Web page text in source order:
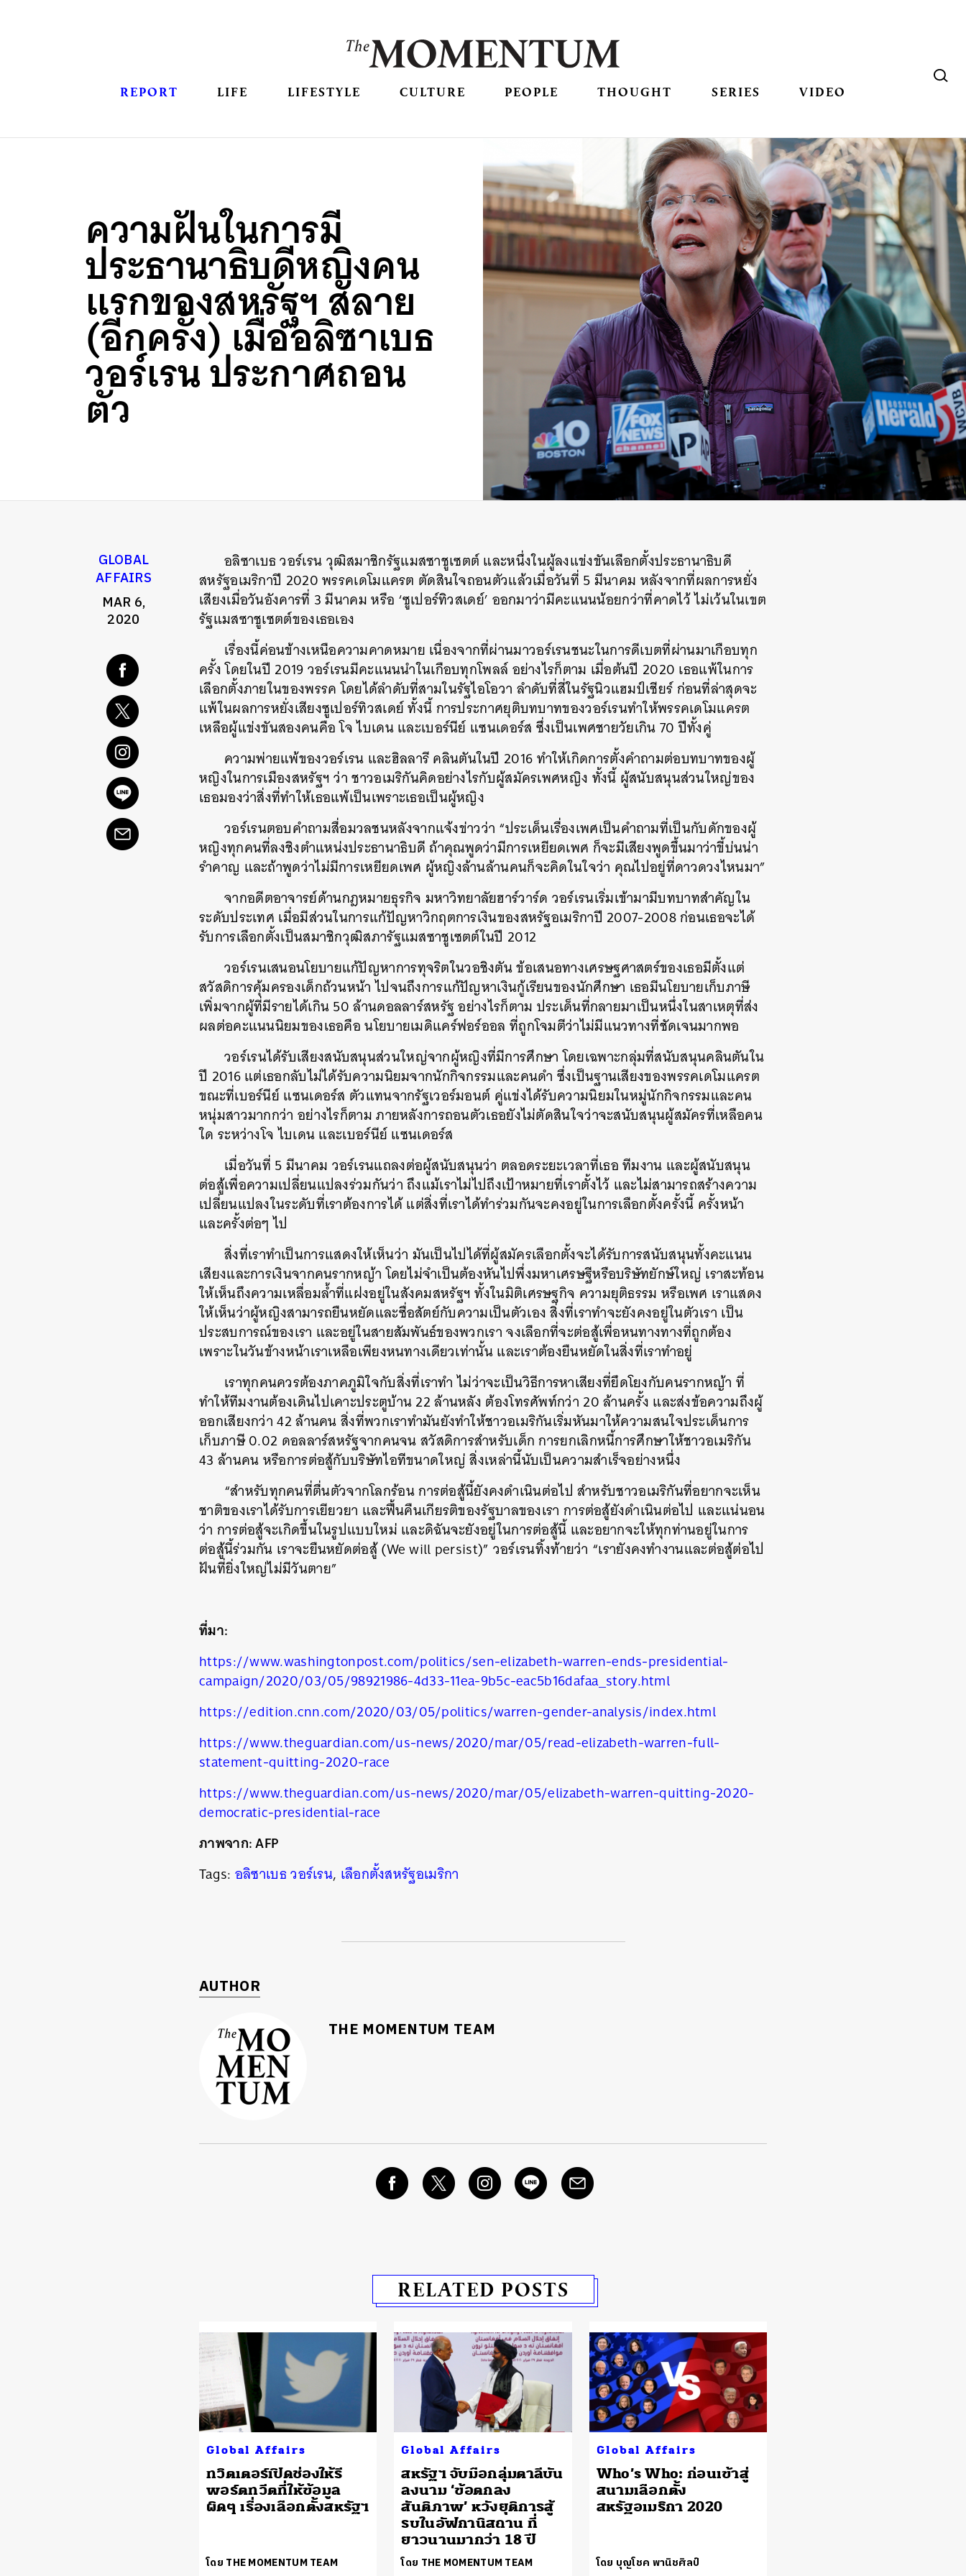
REPORT LIFE LIFESTYLE CULTURE PEOPLE THOUGHT SERIES VIDEO
ความฝันในการมี
ประธานาธิบดีหญิงคน
แรกของสหรัฐฯ สลาย
(อีกครั้ง) เมื่ออลิซาเบธ
วอร์เรน ประกาศถอน
ตัว
GLOBAL
AFFAIRS
MAR 6,
2020
อลิซาเบธ วอร์เรน วุฒิสมาชิกรัฐแมสซาชูเซตต์ และหนึ่งในผู้ลงแข่งขันเลือกตั้งประธานาธิบดี
สหรัฐอเมริกาปี 2020 พรรคเดโมแครต ตัดสินใจถอนตัวแล้วเมื่อวันที่ 5 มีนาคม หลังจากที่ผลการหยั่ง
เสียงเมื่อวันอังคารที่ 3 มีนาคม หรือ ‘ซูเปอร์ทิวสเดย์’ ออกมาว่ามีคะแนนน้อยกว่าที่คาดไว้ ไม่เว้นในเขต
รัฐแมสซาชูเซตต์ของเธอเอง
เรื่องนี้ค่อนข้างเหนือความคาดหมาย เนื่องจากที่ผ่านมาวอร์เรนชนะในการดีเบตที่ผ่านมาเกือบทุก
ครั้ง โดยในปี 2019 วอร์เรนมีคะแนนนำในเกือบทุกโพลล์ อย่างไรก็ตาม เมื่อต้นปี 2020 เธอแพ้ในการ
เลือกตั้งภายในของพรรค โดยได้ลำดับที่สามในรัฐไอโอวา ลำดับที่สี่ในรัฐนิวแฮมป์เชียร์ ก่อนที่ล่าสุดจะ
แพ้ในผลการหยั่งเสียงซูเปอร์ทิวสเดย์ ทั้งนี้ การประกาศยุติบทบาทของวอร์เรนทำให้พรรคเดโมแครต
เหลือผู้แข่งขันสองคนคือ โจ ไบเดน และเบอร์นีย์ แซนเดอร์ส ซึ่งเป็นเพศชายวัยเกิน 70 ปีทั้งคู่
ความพ่ายแพ้ของวอร์เรน และฮิลลารี คลินตันในปี 2016 ทำให้เกิดการตั้งคำถามต่อบทบาทของผู้
หญิงในการเมืองสหรัฐฯ ว่า ชาวอเมริกันคิดอย่างไรกับผู้สมัครเพศหญิง ทั้งนี้ ผู้สนับสนุนส่วนใหญ่ของ
เธอมองว่าสิ่งที่ทำให้เธอแพ้เป็นเพราะเธอเป็นผู้หญิง
วอร์เรนตอบคำถามสื่อมวลชนหลังจากแจ้งข่าวว่า “ประเด็นเรื่องเพศเป็นคำถามที่เป็นกับดักของผู้
หญิงทุกคนที่ลงชิงตำแหน่งประธานาธิบดี ถ้าคุณพูดว่ามีการเหยียดเพศ ก็จะมีเสียงพูดขึ้นมาว่าขี้บ่นน่า
รำคาญ และถ้าพูดว่าไม่มีการเหยียดเพศ ผู้หญิงล้านล้านคนก็จะคิดในใจว่า คุณไปอยู่ที่ดาวดวงไหนมา”
จากอดีตอาจารย์ด้านกฎหมายธุรกิจ มหาวิทยาลัยฮาร์วาร์ด วอร์เรนเริ่มเข้ามามีบทบาทสำคัญใน
ระดับประเทศ เมื่อมีส่วนในการแก้ปัญหาวิกฤตการเงินของสหรัฐอเมริกาปี 2007-2008 ก่อนเธอจะได้
รับการเลือกตั้งเป็นสมาชิกวุฒิสภารัฐแมสซาชูเซตต์ในปี 2012
วอร์เรนเสนอนโยบายแก้ปัญหาการทุจริตในวอชิงตัน ข้อเสนอทางเศรษฐศาสตร์ของเธอมีตั้งแต่
สวัสดิการคุ้มครองเด็กถ้วนหน้า ไปจนถึงการแก้ปัญหาเงินกู้เรียนของนักศึกษา เธอมีนโยบายเก็บภาษี
เพิ่มจากผู้ที่มีรายได้เกิน 50 ล้านดอลลาร์สหรัฐ อย่างไรก็ตาม ประเด็นที่กลายมาเป็นหนึ่งในสาเหตุที่ส่ง
ผลต่อคะแนนนิยมของเธอคือ นโยบายเมดิแคร์ฟอร์ออล ที่ถูกโจมตีว่าไม่มีแนวทางที่ชัดเจนมากพอ
วอร์เรนได้รับเสียงสนับสนุนส่วนใหญ่จากผู้หญิงที่มีการศึกษา โดยเฉพาะกลุ่มที่สนับสนุนคลินตันใน
ปี 2016 แต่เธอกลับไม่ได้รับความนิยมจากนักกิจกรรมและคนดำ ซึ่งเป็นฐานเสียงของพรรคเดโมแครต
ขณะที่เบอร์นีย์ แซนเดอร์ส ตัวแทนจากรัฐเวอร์มอนต์ คู่แข่งได้รับความนิยมในหมู่นักกิจกรรมและคน
หนุ่มสาวมากกว่า อย่างไรก็ตาม ภายหลังการถอนตัวเธอยังไม่ตัดสินใจว่าจะสนับสนุนผู้สมัครที่เหลือคน
ใด ระหว่างโจ ไบเดน และเบอร์นีย์ แซนเดอร์ส
เมื่อวันที่ 5 มีนาคม วอร์เรนแถลงต่อผู้สนับสนุนว่า ตลอดระยะเวลาที่เธอ ทีมงาน และผู้สนับสนุน
ต่อสู้เพื่อความเปลี่ยนแปลงร่วมกันว่า ถึงแม้เราไม่ไปถึงเป้าหมายที่เราตั้งไว้ และไม่สามารถสร้างความ
เปลี่ยนแปลงในระดับที่เราต้องการได้ แต่สิ่งที่เราได้ทำร่วมกันจะคงอยู่ในการเลือกตั้งครั้งนี้ ครั้งหน้า
และครั้งต่อๆ ไป
สิ่งที่เราทำเป็นการแสดงให้เห็นว่า มันเป็นไปได้ที่ผู้สมัครเลือกตั้งจะได้รับการสนับสนุนทั้งคะแนน
เสียงและการเงินจากคนรากหญ้า โดยไม่จำเป็นต้องหันไปพึ่งมหาเศรษฐีหรือบริษัทยักษ์ใหญ่ เราสะท้อน
ให้เห็นถึงความเหลื่อมล้ำที่แฝงอยู่ในสังคมสหรัฐฯ ทั้งในมิติเศรษฐกิจ ความยุติธรรม หรือเพศ เราแสดง
ให้เห็นว่าผู้หญิงสามารถยืนหยัดและซื่อสัตย์กับความเป็นตัวเอง สิ่งที่เราทำจะยังคงอยู่ในตัวเรา เป็น
ประสบการณ์ของเรา และอยู่ในสายสัมพันธ์ของพวกเรา จงเลือกที่จะต่อสู้เพื่อหนทางทางที่ถูกต้อง
เพราะในวันข้างหน้าเราเหลือเพียงหนทางเดียวเท่านั้น และเราต้องยืนหยัดในสิ่งที่เราทำอยู่
เราทุกคนควรต้องภาคภูมิใจกับสิ่งที่เราทำ ไม่ว่าจะเป็นวิธีการหาเสียงที่ยึดโยงกับคนรากหญ้า ที่
ทำให้ทีมงานต้องเดินไปเคาะประตูบ้าน 22 ล้านหลัง ต้องโทรศัพท์กว่า 20 ล้านครั้ง และส่งข้อความถึงผู้
ออกเสียงกว่า 42 ล้านคน สิ่งที่พวกเราทำมันยังทำให้ชาวอเมริกันเริ่มหันมาให้ความสนใจประเด็นการ
เก็บภาษี 0.02 ดอลลาร์สหรัฐจากคนจน สวัสดิการสำหรับเด็ก การยกเลิกหนี้การศึกษาให้ชาวอเมริกัน
43 ล้านคน หรือการต่อสู้กับบริษัทไอทีขนาดใหญ่ สิ่งเหล่านี้นับเป็นความสำเร็จอย่างหนึ่ง
“สำหรับทุกคนที่ตื่นตัวจากโลกร้อน การต่อสู้นี้ยังคงดำเนินต่อไป สำหรับชาวอเมริกันที่อยากจะเห็น
ชาติของเราได้รับการเยียวยา และฟื้นคืนเกียรติของรัฐบาลของเรา การต่อสู้ยังดำเนินต่อไป และแน่นอน
ว่า การต่อสู้จะเกิดขึ้นในรูปแบบใหม่ และดิฉันจะยังอยู่ในการต่อสู้นี้ และอยากจะให้ทุกท่านอยู่ในการ
ต่อสู้นี้ร่วมกัน เราจะยืนหยัดต่อสู้ (We will persist)” วอร์เรนทิ้งท้ายว่า “เรายังคงทำงานและต่อสู้ต่อไป
ฝันที่ยิ่งใหญ่ไม่มีวันตาย”
ที่มา:
https://www.washingtonpost.com/politics/sen-elizabeth-warren-ends-presidential-
campaign/2020/03/05/98921986-4d33-11ea-9b5c-eac5b16dafaa_story.html
https://edition.cnn.com/2020/03/05/politics/warren-gender-analysis/index.html
https://www.theguardian.com/us-news/2020/mar/05/read-elizabeth-warren-full-
statement-quitting-2020-race
https://www.theguardian.com/us-news/2020/mar/05/elizabeth-warren-quitting-2020-
democratic-presidential-race
ภาพจาก: AFP
Tags: อลิซาเบธ วอร์เรน, เลือกตั้งสหรัฐอเมริกา
AUTHOR
THE MOMENTUM TEAM
RELATED POSTS
Global Affairs
ทวิตเตอร์เปิดช่องให้รี
พอร์ตทวีตที่ให้ข้อมูล
ผิดๆ เรื่องเลือกตั้งสหรัฐฯ
โดย THE MOMENTUM TEAM
Global Affairs
สหรัฐฯ จับมือกลุ่มตาลีบัน
ลงนาม ‘ข้อตกลง
สันติภาพ’ หวังยุติการสู้
รบในอัฟกานิสถาน ที่
ยาวนานมากว่า 18 ปี
โดย THE MOMENTUM TEAM
Global Affairs
Who’s Who: ก่อนเข้าสู่
สนามเลือกตั้ง
สหรัฐอเมริกา 2020
โดย บุญโชค พานิชศิลป์
ค้นหา
SHARE TWEET LINE EMAIL